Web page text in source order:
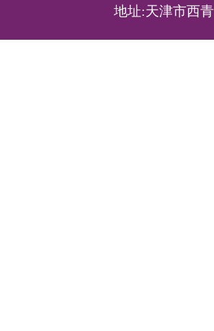
地址:天津市西